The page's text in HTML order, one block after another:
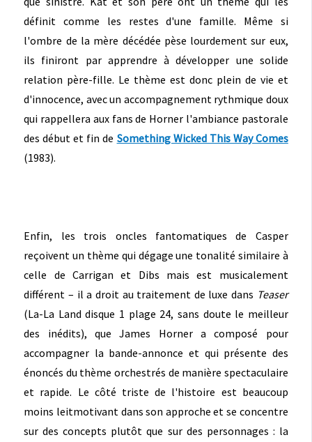
définit comme les restes d'une famille. Même si
l'ombre de la mère décédée pèse lourdement sur eux,
ils finiront par apprendre à développer une solide
relation père-fille. Le thème est donc plein de vie et
d'innocence, avec un accompagnement rythmique doux
qui rappellera aux fans de Horner l'ambiance pastorale
des début et fin de Something Wicked This Way Comes
(1983).
Enfin, les trois oncles fantomatiques de Casper
reçoivent un thème qui dégage une tonalité similaire à
celle de Carrigan et Dibs mais est musicalement
différent – il a droit au traitement de luxe dans Teaser
(La-La Land disque 1 plage 24, sans doute le meilleur
des inédits), que James Horner a composé pour
accompagner la bande-annonce et qui présente des
énoncés du thème orchestrés de manière spectaculaire
et rapide. Le côté triste de l'histoire est beaucoup
moins leitmotivant dans son approche et se concentre
sur des concepts plutôt que sur des personnages : la